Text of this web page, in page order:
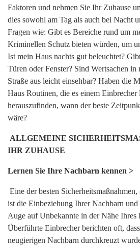
Faktoren und nehmen Sie Ihr Zuhause
dies sowohl am Tag als auch bei Nacht
Fragen wie: Gibt es Bereiche rund um
Kriminellen Schutz bieten würden, um
Ist mein Haus nachts gut beleuchtet?
Türen oder Fenster? Sind Wertsachen
Straße aus leicht einsehbar? Haben die
Haus Routinen, die es einem
herauszufinden, wann der beste
wäre?
ALLGEMEINE
IHR ZUHAUSE
Lernen Sie Ihre Nachbarn kennen >
Eine der besten
ist die Einbeziehung Ihrer Nachbarn und
Auge auf Unbekannte in der Nähe Ihres
Überführte Einbrecher berichten oft,
neugierigen Nachbarn durchkreuzt